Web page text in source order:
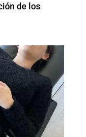
de los